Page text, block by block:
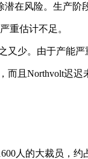
在风险。生产阶
重估计不足。
少。由于产能
且Northvolt迟
人的大裁员，